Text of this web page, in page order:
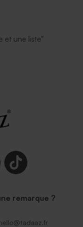
et une liste"
remarque ?